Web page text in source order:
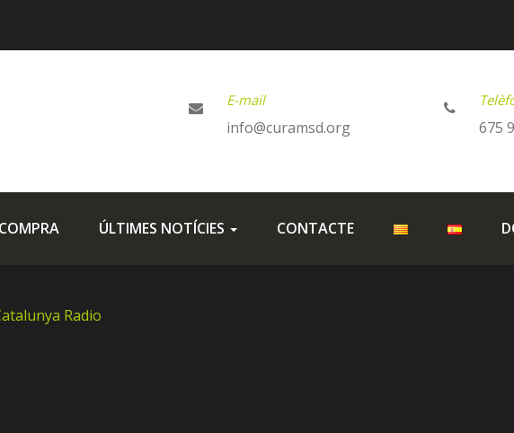
E-mail
info@curamsd.org 675
COMPRA ÚLTIMES NOTÍCIES CONTACTE
Radio